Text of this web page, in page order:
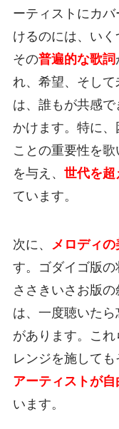
ーティストにカ
けるのには、いく
その普遍的な歌詞
れ、希望、そし
は、誰もが共感で
かけます。特に
ことの重要性を
を与え、 世代を超
ています。
次に、 メロディ
す。ゴダイゴ版の
ささきいさお版
は、一度聴いた
があります。こ
レンジを施しても
アーティストが
います。